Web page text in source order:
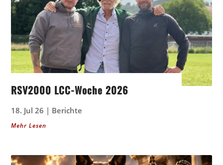
RSV2000 LCC-Woche 2026
18. Jul 26 | Berichte
Mehr Lesen